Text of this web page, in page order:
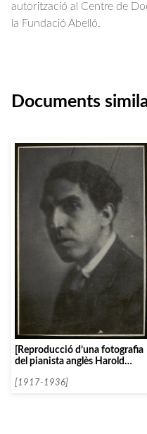
autorització al Centre de
la Fundació Abelló.
Documents
[Reproducció d’una fotografia
del pianista anglès Harold
[1917-1936]